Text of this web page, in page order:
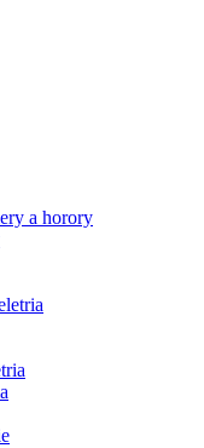
a horory